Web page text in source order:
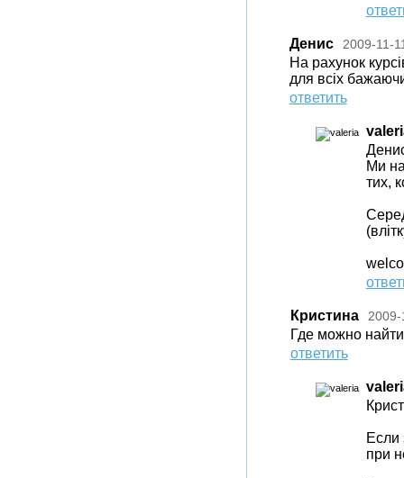
Денис 2009-11-
На рахунок
для всіх
ответить
Ми
тих,
Кристина 2009-
Где можно
ответить
Если
при